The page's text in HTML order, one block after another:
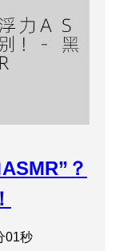
？
01秒